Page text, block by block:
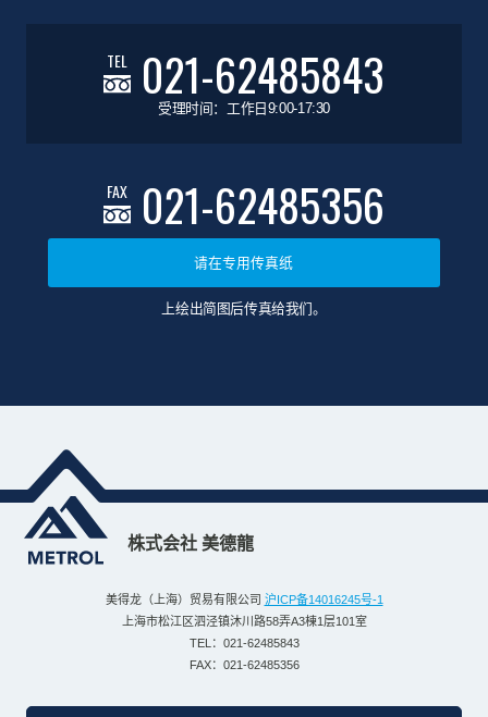
TEL 021-62485843
受理时间：工作日9:00-17:30
FAX 021-62485356
请在专用传真纸
上绘出简图后传真给我们。
株式会社 美德龍
美得龙（上海）贸易有限公司 沪ICP备14016245号-1
上海市松江区泗泾镇沐川路58弄A3棟1层101室
TEL：021-62485843
FAX：021-62485356